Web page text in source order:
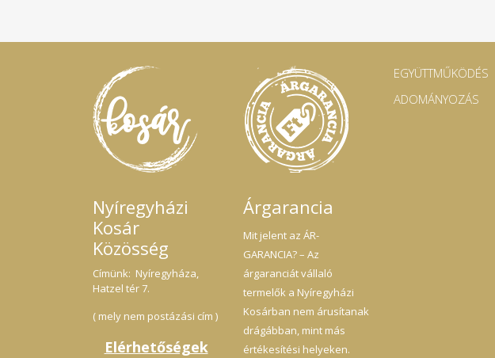
Nyíregyházi
Kosár
Közösség
Címünk: Nyíregyháza,
Hatzel tér 7.
( mely nem postázási cím )
Elérhetőségek
Árgarancia
Mit jelent az ÁR-
GARANCIA? – Az
árgaranciát vállaló
termelők a Nyíregyházi
Kosárban nem árusítanak
drágábban, mint más
értékesítési helyeken.
EGYÜTTMŰKÖDÉS
ADOMÁNYOZÁS